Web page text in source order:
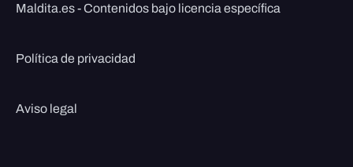
Maldita.es - Contenidos bajo licencia específica
Política de privacidad
Aviso legal